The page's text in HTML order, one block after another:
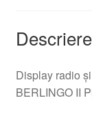
Descriere
Display radio
BERLINGO II